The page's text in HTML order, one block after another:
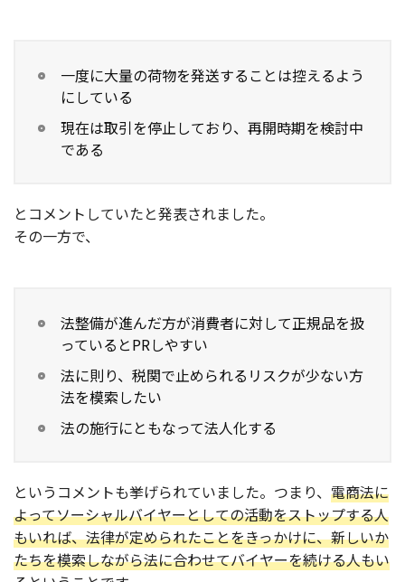
一度に大量の荷物を発送することは控えるよう
にしている
現在は取引を停止しており、再開時期を検討中
である
とコメントしていたと発表されました。
その一方で、
法整備が進んだ方が消費者に対して正規品を扱
っているとPRしやすい
法に則り、税関で止められるリスクが少ない方
法を模索したい
法の施行にともなって法人化する
というコメントも挙げられていました。つまり、 電商法に
よってソーシャルバイヤーとしての活動をストップする人
もいれば、法律が定められたことをきっかけに、新しいか
たちを模索しながら法に合わせてバイヤーを続ける人もい